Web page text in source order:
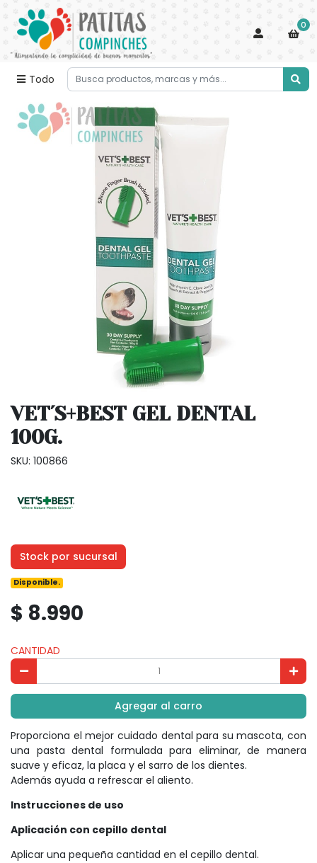
Todo
0
VET´S+BEST GEL DENTAL
100G.
SKU: 100866
Stock por sucursal
Disponible.
$ 8.990
CANTIDAD
Agregar al carro
Proporciona el mejor cuidado dental para su mascota, con
una pasta dental formulada para eliminar, de manera
suave y eficaz, la placa y el sarro de los dientes.
Además ayuda a refrescar el aliento.
Instrucciones de uso
Aplicación con cepillo dental
Aplicar una pequeña cantidad en el cepillo dental.